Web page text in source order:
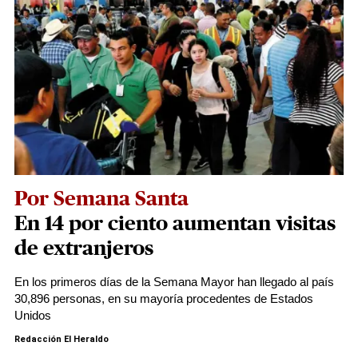
Por Semana Santa
En 14 por ciento aumentan visitas
de extranjeros
En los primeros días de la Semana Mayor han llegado al país
30,896 personas, en su mayoría procedentes de Estados
Unidos
Redacción El Heraldo